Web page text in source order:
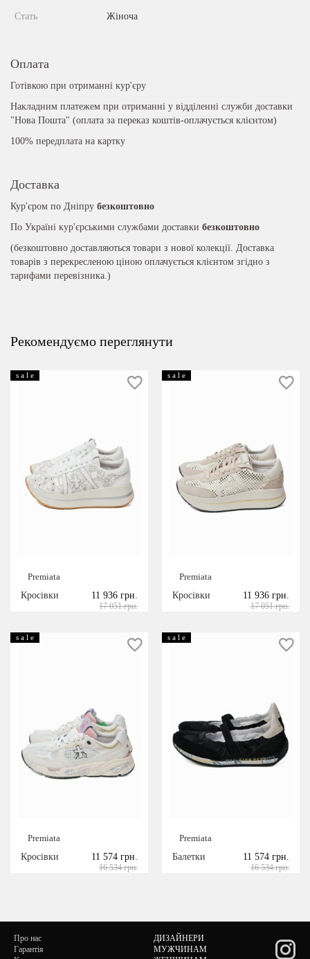
Стать Жіноча
Оплата
Готівкою при отриманні кур'єру
Накладним платежем при отриманні у відділенні служби доставки
"Нова Пошта" (оплата за переказ коштів-оплачується клієнтом)
100% передплата на картку
Доставка
Кур'єром по Дніпру безкоштовно
По Україні кур'єрськими службами доставки безкоштовно
(безкоштовно доставляються товари з нової колекції. Доставка
товарів з перекресленою ціною оплачується клієнтом згідно з
тарифами перевізника.)
Рекомендуємо переглянути
s a l e
Premiata
Кросівки
11 936 грн.
17 051 грн.
s a l e
Premiata
Кросівки
11 936 грн.
17 051 грн.
s a l e
Premiata
Кросівки
11 574 грн.
16 534 грн.
s a l e
Premiata
Балетки
11 574 грн.
16 534 грн.
Про нас
Гарантія
ДИЗАЙНЕРИ
МУЖЧИНАМ